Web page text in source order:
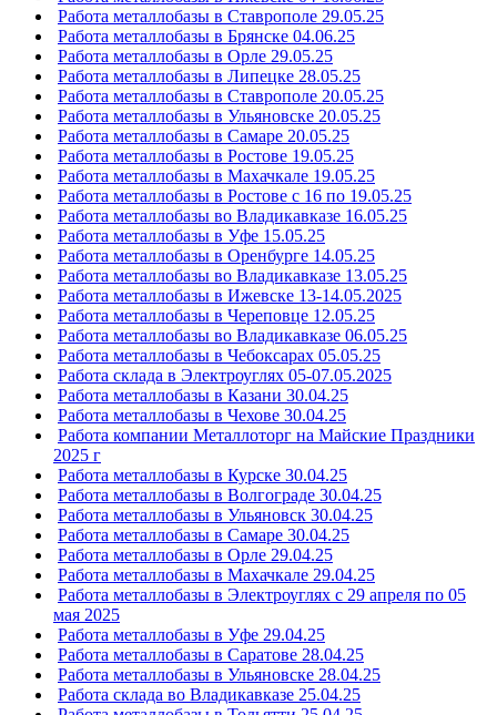
Работа металлобазы в Ставрополе 29.05.25
Работа металлобазы в Брянске 04.06.25
Работа металлобазы в Орле 29.05.25
Работа металлобазы в Липецке 28.05.25
Работа металлобазы в Ставрополе 20.05.25
Работа металлобазы в Ульяновске 20.05.25
Работа металлобазы в Самаре 20.05.25
Работа металлобазы в Ростове 19.05.25
Работа металлобазы в Махачкале 19.05.25
Работа металлобазы в Ростове с 16 по 19.05.25
Работа металлобазы во Владикавказе 16.05.25
Работа металлобазы в Уфе 15.05.25
Работа металлобазы в Оренбурге 14.05.25
Работа металлобазы во Владикавказе 13.05.25
Работа металлобазы в Ижевске 13-14.05.2025
Работа металлобазы в Череповце 12.05.25
Работа металлобазы во Владикавказе 06.05.25
Работа металлобазы в Чебоксарах 05.05.25
Работа склада в Электроуглях 05-07.05.2025
Работа металлобазы в Казани 30.04.25
Работа металлобазы в Чехове 30.04.25
Работа компании Металлоторг на Майские Праздники
2025 г
Работа металлобазы в Курске 30.04.25
Работа металлобазы в Волгограде 30.04.25
Работа металлобазы в Ульяновск 30.04.25
Работа металлобазы в Самаре 30.04.25
Работа металлобазы в Орле 29.04.25
Работа металлобазы в Махачкале 29.04.25
Работа металлобазы в Электроуглях с 29 апреля по 05
мая 2025
Работа металлобазы в Уфе 29.04.25
Работа металлобазы в Саратове 28.04.25
Работа металлобазы в Ульяновске 28.04.25
Работа склада во Владикавказе 25.04.25